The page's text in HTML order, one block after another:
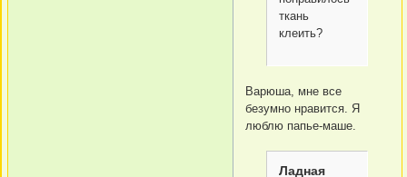
ткань
клеить?
Варюша, мне все
безумно нравится. Я
люблю папье-маше.
Ладная